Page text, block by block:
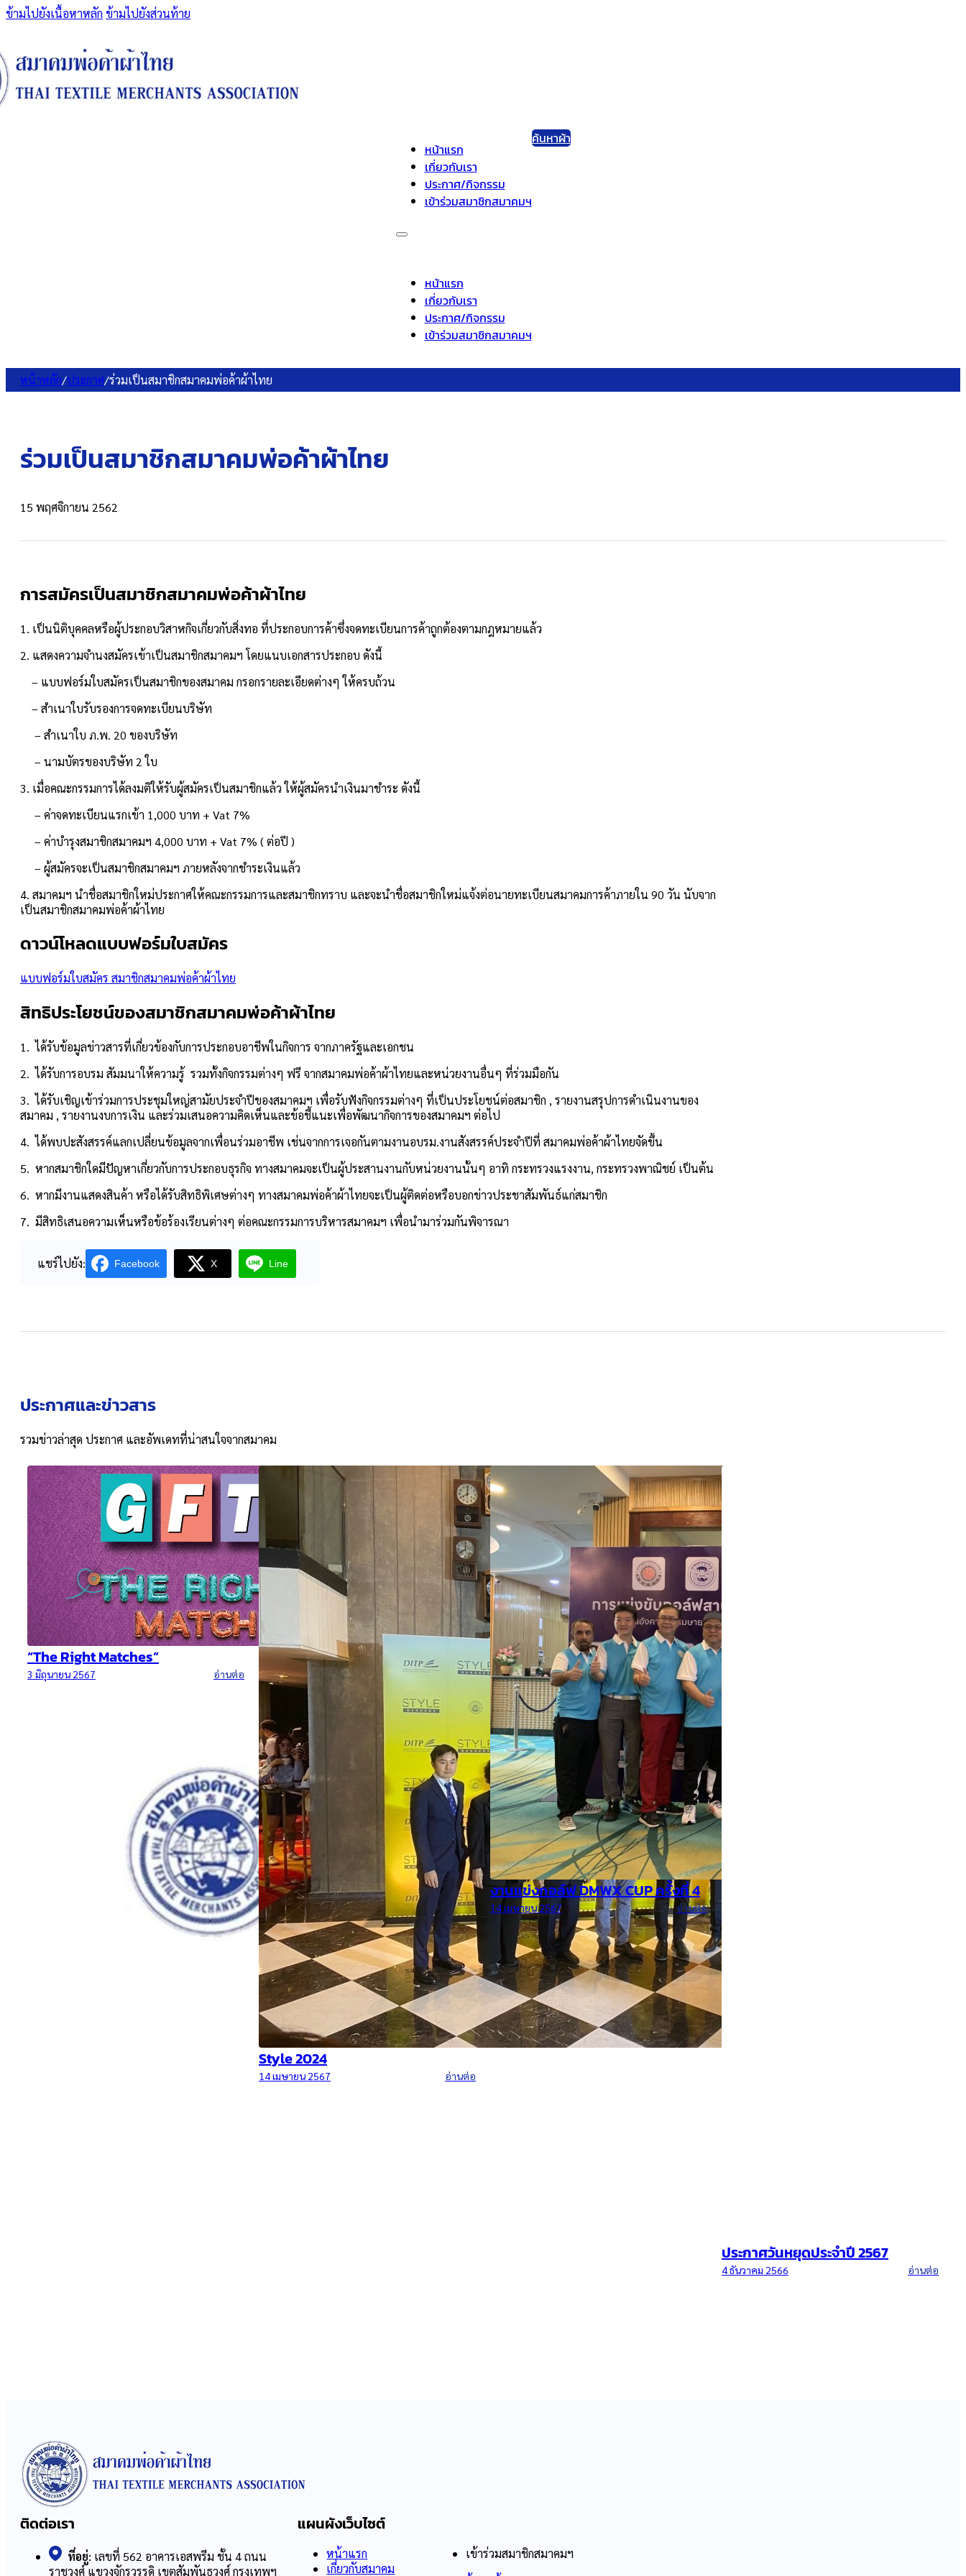
ข้ามไปยังเนื้อหาหลัก ข้ามไปยังส่วนท้าย
หน้าแรก
เกี่ยวกับเรา
ประกาศ/กิจกรรม
เข้าร่วมสมาชิกสมาคมฯ
หน้าแรก
เกี่ยวกับเรา
ประกาศ/กิจกรรม
เข้าร่วมสมาชิกสมาคมฯ
ค้นหาผ้า
หน้าหลัก/ประกาศ/ร่วมเป็นสมาชิกสมาคมพ่อค้าผ้าไทย
ร่วมเป็นสมาชิกสมาคมพ่อค้าผ้าไทย
15 พฤศจิกายน 2562
การสมัครเป็นสมาชิกสมาคมพ่อค้าผ้าไทย
1. เป็นนิติบุคคลหรือผู้ประกอบวิสาหกิจเกี่ยวกับสิ่งทอ ที่ประกอบการค้าซึ่งจดทะเบียนการค้าถูกต้องตามกฎหมายแล้ว
2. แสดงความจำนงสมัครเข้าเป็นสมาชิกสมาคมฯ โดยแนบเอกสารประกอบ ดังนี้
– แบบฟอร์มใบสมัครเป็นสมาชิกของสมาคม กรอกรายละเอียดต่างๆ ให้ครบถ้วน
– สำเนาใบรับรองการจดทะเบียนบริษัท
– สำเนาใบ ภ.พ. 20 ของบริษัท
– นามบัตรของบริษัท 2 ใบ
3. เมื่อคณะกรรมการได้ลงมติให้รับผู้สมัครเป็นสมาชิกแล้ว ให้ผู้สมัครนำเงินมาชำระ ดังนี้
– ค่าจดทะเบียนแรกเข้า 1,000 บาท + Vat 7%
– ค่าบำรุงสมาชิกสมาคมฯ 4,000 บาท + Vat 7% ( ต่อปี )
– ผู้สมัครจะเป็นสมาชิกสมาคมฯ ภายหลังจากชำระเงินแล้ว
4. สมาคมฯ นำชื่อสมาชิกใหม่ประกาศให้คณะกรรมการและสมาชิกทราบ และจะนำชื่อสมาชิกใหม่แจ้งต่อนายทะเบียนสมาคมการค้าภายใน 90 วัน นับจาก
เป็นสมาชิกสมาคมพ่อค้าผ้าไทย
ดาวน์โหลดแบบฟอร์มใบสมัคร
แบบฟอร์มใบสมัคร สมาชิกสมาคมพ่อค้าผ้าไทย
สิทธิประโยชน์ของสมาชิกสมาคมพ่อค้าผ้าไทย
1. ได้รับข้อมูลข่าวสารที่เกี่ยวข้องกับการประกอบอาชีพในกิจการ จากภาครัฐและเอกชน
2. ได้รับการอบรม สัมมนาให้ความรู้ รวมทั้งกิจกรรมต่างๆ ฟรี จากสมาคมพ่อค้าผ้าไทยและหน่วยงานอื่นๆ ที่ร่วมมือกัน
3. ได้รับเชิญเข้าร่วมการประชุมใหญ่สามัยประจำปีของสมาคมฯ เพื่อรับฟังกิจกรรมต่างๆ ที่เป็นประโยชน์ต่อสมาชิก , รายงานสรุปการดำเนินงานของ
สมาคม , รายงานงบการเงิน และร่วมเสนอความคิดเห็นและข้อชี้แนะเพื่อพัฒนากิจการของสมาคมฯ ต่อไป
4. ได้พบปะสังสรรค์แลกเปลี่ยนข้อมูลจากเพื่อนร่วมอาชีพ เช่นจากการเจอกันตามงานอบรม.งานสังสรรค์ประจำปีที่ สมาคมพ่อค้าผ้าไทยจัดขึ้น
5. หากสมาชิกใดมีปัญหาเกี่ยวกับการประกอบธุรกิจ ทางสมาคมจะเป็นผู้ประสานงานกับหน่วยงานนั้นๆ อาทิ กระทรวงแรงงาน, กระทรวงพาณิชย์ เป็นต้น
6. หากมีงานแสดงสินค้า หรือได้รับสิทธิพิเศษต่างๆ ทางสมาคมพ่อค้าผ้าไทยจะเป็นผู้ติดต่อหรือบอกข่าวประชาสัมพันธ์แก่สมาชิก
7. มีสิทธิเสนอความเห็นหรือข้อร้องเรียนต่างๆ ต่อคณะกรรมการบริหารสมาคมฯ เพื่อนำมาร่วมกันพิจารณา
แชร์ไปยัง: Facebook X Line
ประกาศและข่าวสาร
รวมข่าวล่าสุด ประกาศ และอัพเดทที่น่าสนใจจากสมาคม
งานแข่งกอล์ฟ DMWX CUP ครั้งที่ 4
14 เมษายน 2567 อ่านต่อ
การบรรยายพิเศษ เรื่อง “ พยากรณ์
เศรษฐกิจไทย-เศรษฐกิจโลก ปี 2563
ติดต่อเรา
ที่อยู่: เลขที่ 562 อาคารเอสพรีม ชั้น 4 ถนน
ราชวงศ์ แขวงจักรวรรดิ เขตสัมพันธวงศ์ กรุงเทพฯ
แผนผังเว็บไซต์
หน้าแรก
เกี่ยวกับสมาคม
เข้าร่วมสมาชิกสมาคมฯ